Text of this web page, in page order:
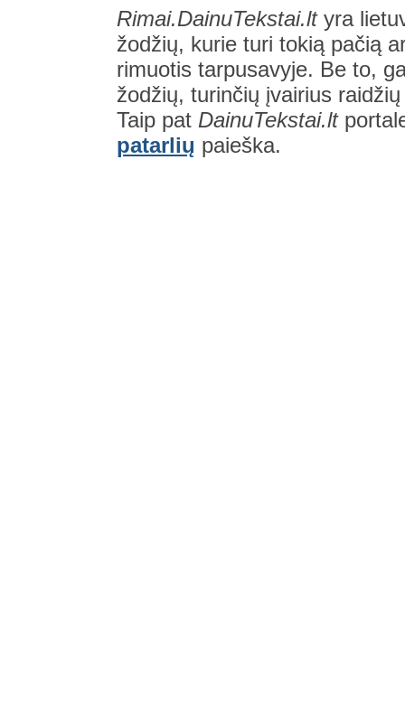
Rimai.DainuTekstai.ltyra
žodžių, kurie turi tokią pačią
rimuotis tarpusavyje. Be to,
žodžių, turinčių įvairius
Taip pat DainuTekstai.lt
patarlių paieška.